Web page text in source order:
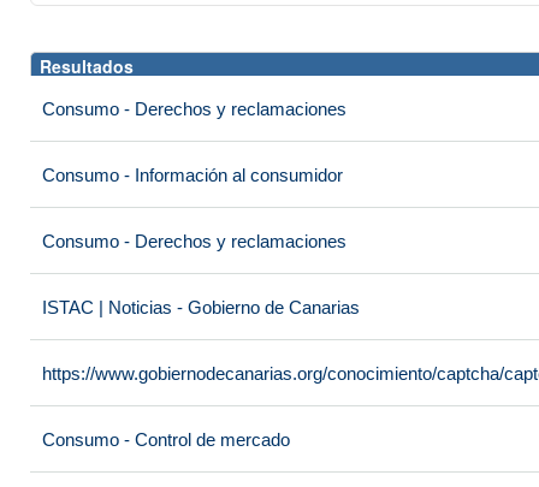
Resultados
Consumo - Derechos y reclamaciones
Consumo - Información al consumidor
Consumo - Derechos y reclamaciones
ISTAC | Noticias - Gobierno de Canarias
https://www.gobiernodecanarias.org/conocimiento/captcha/
Consumo - Control de mercado